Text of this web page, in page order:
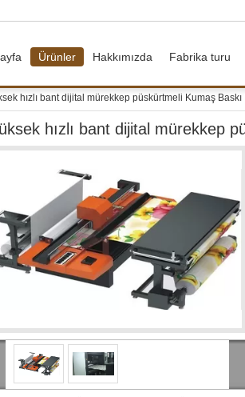
Ürünler Hakkımızda Fabrika turu
hızlı bant dijital mürekkep püskürtmeli Kumaş
hızlı bant dijital mürekkep